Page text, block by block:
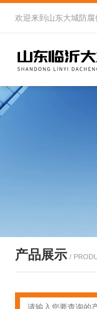
欢迎来到 山东大城防腐
产品展示 /